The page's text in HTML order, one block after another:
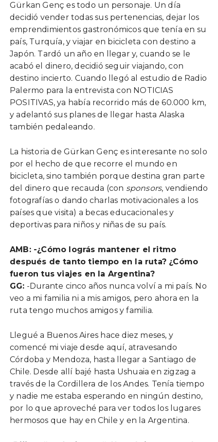
Gürkan Genç es todo un personaje. Un día
decidió vender todas sus pertenencias, dejar los
emprendimientos gastronómicos que tenía en su
país, Turquía, y viajar en bicicleta con destino a
Japón. Tardó un año en llegar y, cuando se le
acabó el dinero, decidió seguir viajando, con
destino incierto. Cuando llegó al estudio de Radio
Palermo para la entrevista con NOTICIAS
POSITIVAS, ya había recorrido más de 60.000 km,
y adelantó sus planes de llegar hasta Alaska
también pedaleando.
La historia de Gürkan Genç es interesante no solo
por el hecho de que recorre el mundo en
bicicleta, sino también porque destina gran parte
del dinero que recauda (con sponsors, vendiendo
fotografías o dando charlas motivacionales a los
países que visita) a becas educacionales y
deportivas para niños y niñas de su país.
AMB: -¿Cómo lográs mantener el ritmo
después de tanto tiempo en la ruta? ¿Cómo
fueron tus viajes en la Argentina?
GG: -Durante cinco años nunca volví a mi país. No
veo a mi familia ni a mis amigos, pero ahora en la
ruta tengo muchos amigos y familia.
Llegué a Buenos Aires hace diez meses, y
comencé mi viaje desde aquí, atravesando
Córdoba y Mendoza, hasta llegar a Santiago de
Chile. Desde allí bajé hasta Ushuaia en zigzag a
través de la Cordillera de los Andes. Tenía tiempo
y nadie me estaba esperando en ningún destino,
por lo que aproveché para ver todos los lugares
hermosos que hay en Chile y en la Argentina.